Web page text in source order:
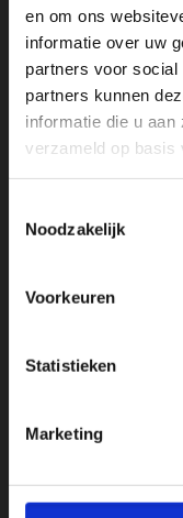
en om ons
informatie over uw
partners voor
partners kunnen
informatie die u
verzameld op basis
Noodzakelijk
Voorkeuren
Statistieken
Marketing
Algemene
Sitemap
Maandag –